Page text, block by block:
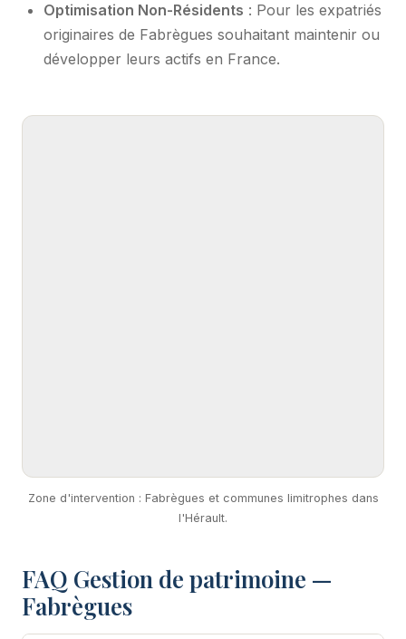
Optimisation Non-Résidents : Pour les expatriés
originaires de Fabrègues souhaitant maintenir ou
développer leurs actifs en France.
Zone d'intervention : Fabrègues et communes limitrophes dans
l'Hérault.
FAQ Gestion de patrimoine —
Fabrègues